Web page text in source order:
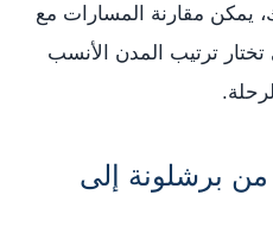
يمكن مقارنة المسارات مع
ترتيب المدن الأنسب
برشلونة إلى